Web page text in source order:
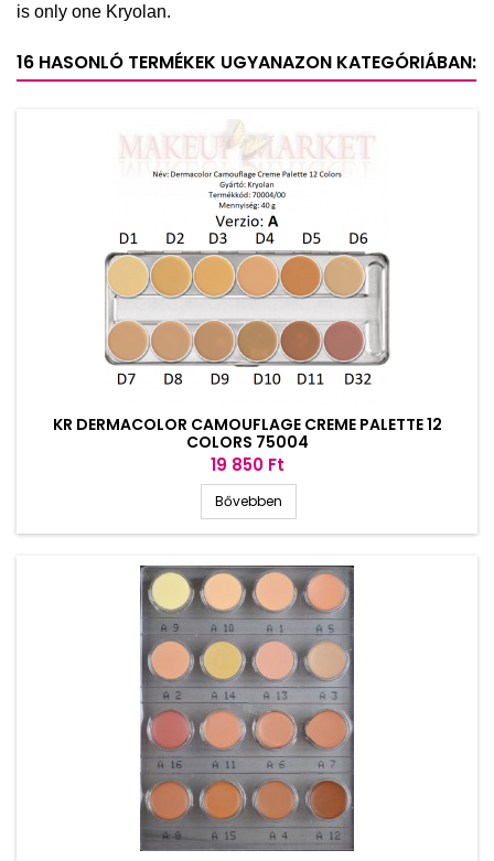
is only one Kryolan.
16 HASONLÓ TERMÉKEK UGYANAZON KATEGÓRIÁBAN:
KR DERMACOLOR CAMOUFLAGE CREME PALETTE 12
COLORS 75004
Ár
19 850 Ft
Bővebben